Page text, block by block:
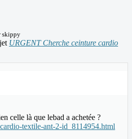
skippy
URGENT Cherche ceinture cardio
celle là que lebad a achetée ?
textile-ant-2-id_8114954.html